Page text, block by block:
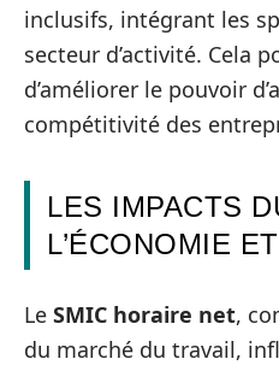
inclusifs, intégrant les
secteur d’activité. Cela
d’améliorer le pouvoir
compétitivité des
LES IMPACTS
L’ÉCONOMIE
Le SMIC horaire net,
du marché du travail,